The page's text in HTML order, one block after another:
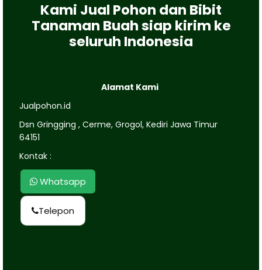
Kami Jual Pohon dan Bibit
Tanaman Buah siap kirim ke
seluruh Indonesia
Alamat Kami
Jualpohon.id
Dsn Gringging , Cerme, Grogol, Kediri Jawa Timur
64151
Kontak :
Whatsapp
Telepon